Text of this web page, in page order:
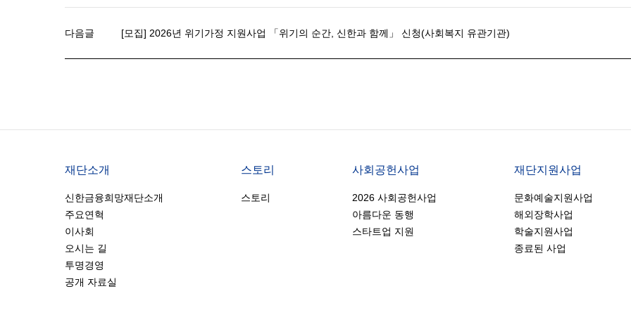
다음글 [모집] 2026년 위기가정 지원사업 「위기의 순간, 신한과 함께」 신청(사회복지 유관기관)
재단소개
신한금융희망재단소개
주요연혁
이사회
오시는 길
투명경영
공개 자료실
스토리
스토리
사회공헌사업
2026 사회공헌사업
아름다운 동행
스타트업 지원
재단지원사업
문화예술지원사업
해외장학사업
학술지원사업
종료된 사업